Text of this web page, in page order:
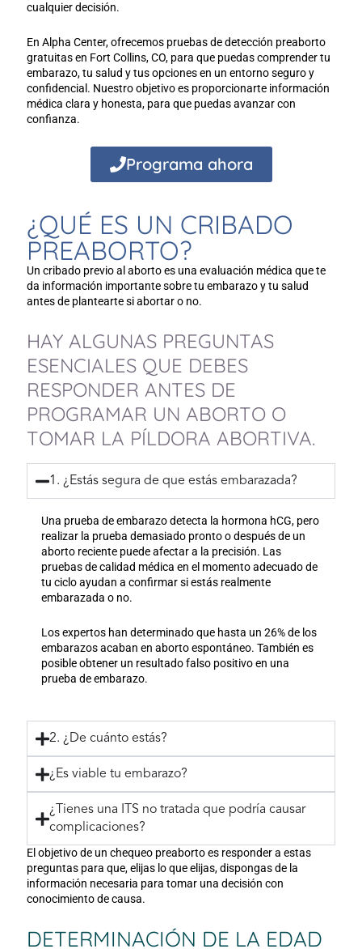
cualquier decisión.
En Alpha Center, ofrecemos pruebas de detección preaborto
gratuitas en Fort Collins, CO, para que puedas comprender tu
embarazo, tu salud y tus opciones en un entorno seguro y
confidencial. Nuestro objetivo es proporcionarte información
médica clara y honesta, para que puedas avanzar con
confianza.
Programa ahora
¿QUÉ ES UN CRIBADO
PREABORTO?
Un cribado previo al aborto es una evaluación médica que te
da información importante sobre tu embarazo y tu salud
antes de plantearte si abortar o no.
HAY ALGUNAS PREGUNTAS
ESENCIALES QUE DEBES
RESPONDER ANTES DE
PROGRAMAR UN ABORTO O
TOMAR LA PÍLDORA ABORTIVA.
1. ¿Estás segura de que estás embarazada?
Una prueba de embarazo detecta la hormona hCG, pero
realizar la prueba demasiado pronto o después de un
aborto reciente puede afectar a la precisión. Las
pruebas de calidad médica en el momento adecuado de
tu ciclo ayudan a confirmar si estás realmente
embarazada o no.
Los expertos han determinado que hasta un 26% de los
embarazos acaban en aborto espontáneo. También es
posible obtener un resultado falso positivo en una
prueba de embarazo.
2. ¿De cuánto estás?
¿Es viable tu embarazo?
¿Tienes una ITS no tratada que podría causar
complicaciones?
El objetivo de un chequeo preaborto es responder a estas
preguntas para que, elijas lo que elijas, dispongas de la
información necesaria para tomar una decisión con
conocimiento de causa.
DETERMINACIÓN DE LA EDAD